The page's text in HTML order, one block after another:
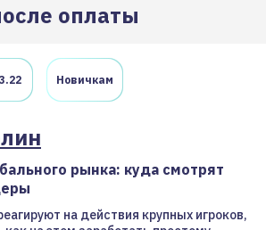
оплаты
Новичкам
рынка: куда смотрят
на действия крупных игроков,